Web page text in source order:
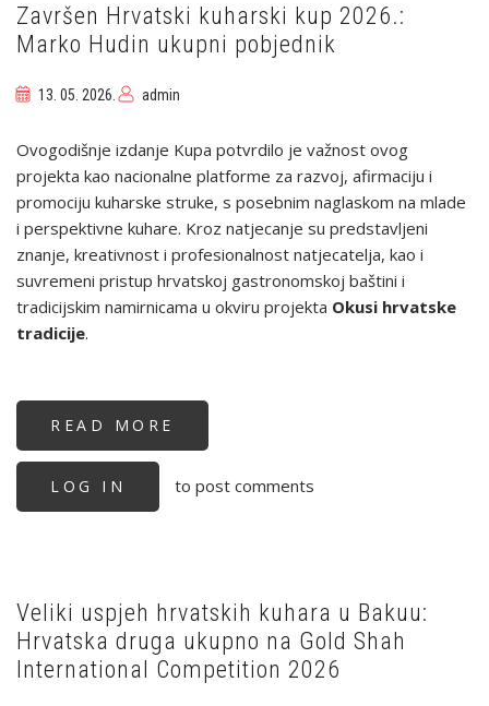
Završen Hrvatski kuharski kup 2026.:
Marko Hudin ukupni pobjednik
13. 05. 2026. admin
Ovogodišnje izdanje Kupa potvrdilo je važnost ovog
projekta kao nacionalne platforme za razvoj, afirmaciju i
promociju kuharske struke, s posebnim naglaskom na mlade
i perspektivne kuhare. Kroz natjecanje su predstavljeni
znanje, kreativnost i profesionalnost natjecatelja, kao i
suvremeni pristup hrvatskoj gastronomskoj baštini i
tradicijskim namirnicama u okviru projekta Okusi hrvatske
tradicije.
READ MORE
HRVATSKI
KUP
2026.:
LOG IN to post comments
Veliki uspjeh hrvatskih kuhara u Bakuu:
Hrvatska druga ukupno na Gold Shah
International Competition 2026